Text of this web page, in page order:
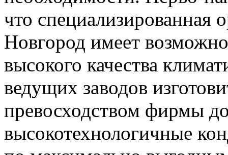
что специализированная
Новгород имеет
высокого качества
ведущих заводов
превосходством фирмы
высокотехнологичные